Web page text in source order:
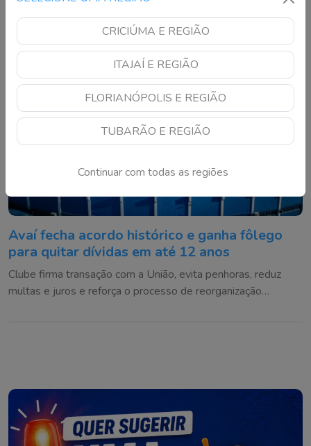
CRICIÚMA E REGIÃO
ITAJAÍ E REGIÃO
FLORIANÓPOLIS E REGIÃO
TUBARÃO E REGIÃO
Continuar com todas as regiões
Avaí fecha acordo histórico e ganha fôlego
para quitar dívidas em até 12 anos
Clube firma transação com a União, evita penhoras, reduz
multas e juros e reforça o processo de reorganização